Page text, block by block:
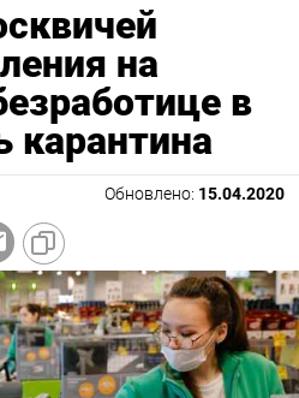
на
в
карантина
Обновлено: 15.04.2020